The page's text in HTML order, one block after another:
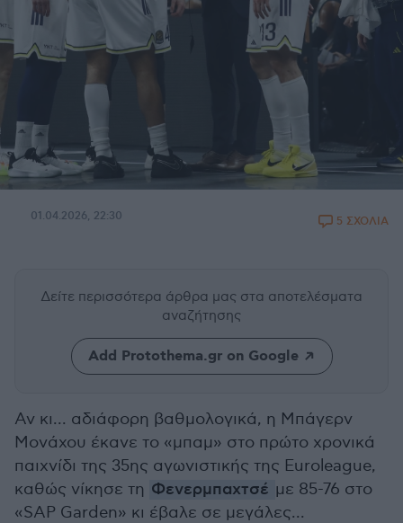
01.04.2026, 22:30 5 ΣΧΟΛΙΑ
Δείτε περισσότερα άρθρα μας στα αποτελέσματα
αναζήτησης
Add Protothema.gr on Google
Αν κι... αδιάφορη βαθμολογικά, η Μπάγερν
Μονάχου έκανε το «μπαμ» στο πρώτο χρονικά
παιχνίδι της 35ης αγωνιστικής της Euroleague,
καθώς νίκησε τη Φενερμπαχτσέ με 85-76 στο
«SAP Garden» κι έβαλε σε μεγάλες...